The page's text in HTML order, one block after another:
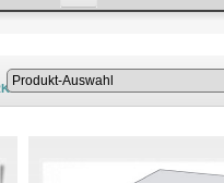
Lordson®